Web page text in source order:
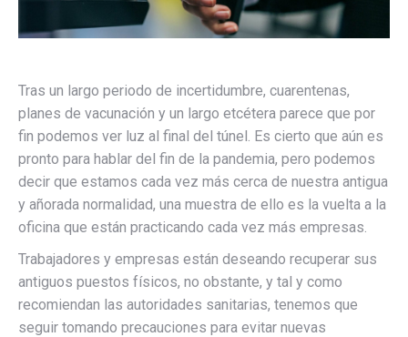
Tras un largo periodo de incertidumbre, cuarentenas,
planes de vacunación y un largo etcétera parece que por
fin podemos ver luz al final del túnel. Es cierto que aún es
pronto para hablar del fin de la pandemia, pero podemos
decir que estamos cada vez más cerca de nuestra antigua
y añorada normalidad, una muestra de ello es la vuelta a la
oficina que están practicando cada vez más empresas.
Trabajadores y empresas están deseando recuperar sus
antiguos puestos físicos, no obstante, y tal y como
recomiendan las autoridades sanitarias, tenemos que
seguir tomando precauciones para evitar nuevas